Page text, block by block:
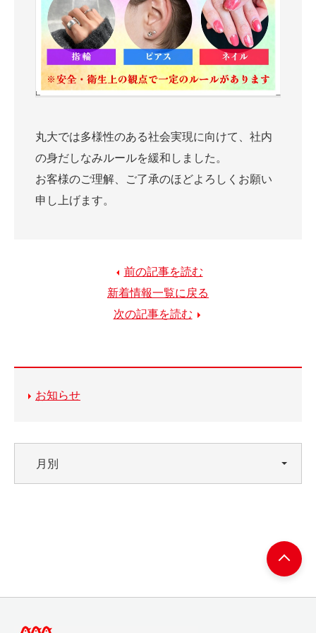
丸大では多様性のある社会実現に向けて、社内
の身だしなみルールを緩和しました。
お客様のご理解、ご了承のほどよろしくお願い
申し上げます。
前の記事を読む
新着情報一覧に戻る
次の記事を読む
お知らせ
月別